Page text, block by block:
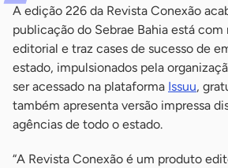
A edição 226 da Revista Conexão
publicação do Sebrae Bahia está
editorial e traz cases de sucesso de
estado, impulsionados pela
ser acessado na plataforma Issuu,
também apresenta versão impressa
agências de todo o estado.
“A Revista Conexão é um produto